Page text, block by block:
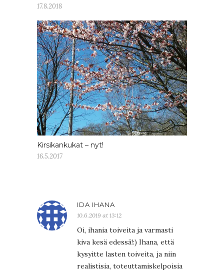
17.8.2018
Kirsikankukat – nyt!
16.5.2017
IDA IHANA
10.6.2019 at 13:12
Oi, ihania toiveita ja varmasti
kiva kesä edessä!:) Ihana, että
kysyitte lasten toiveita, ja niin
realistisia, toteuttamiskelpoisia